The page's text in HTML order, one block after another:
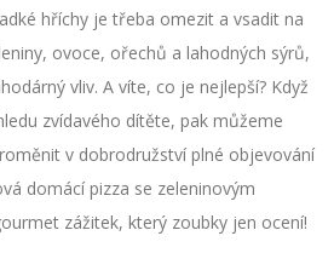
hříchy je třeba omezit a vsadit na
ovoce, ořechů a lahodných sýrů,
vliv. A víte, co je nejlepší? Když
zvídavého dítěte, pak můžeme
v dobrodružství plné objevování
domácí pizza se zeleninovým
zážitek, který zoubky jen ocení!